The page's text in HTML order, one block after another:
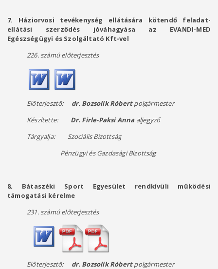
7. Háziorvosi tevékenység ellátására kötendő feladat-
ellátási szerződés jóváhagyása az EVANDI-MED
Egészségügyi és Szolgáltató Kft-vel
226. számú előterjesztés
Előterjesztő: dr. Bozsolik Róbertpolgármester
Készítette: Dr. Firle-Paksi Anna aljegyző
Tárgyalja: Szociális Bizottság
Pénzügyi és Gazdasági Bizottság
8. Bátaszéki Sport Egyesület rendkívüli működési
támogatási kérelme
231. számú előterjesztés
Előterjesztő: dr. Bozsolik Róbertpolgármester